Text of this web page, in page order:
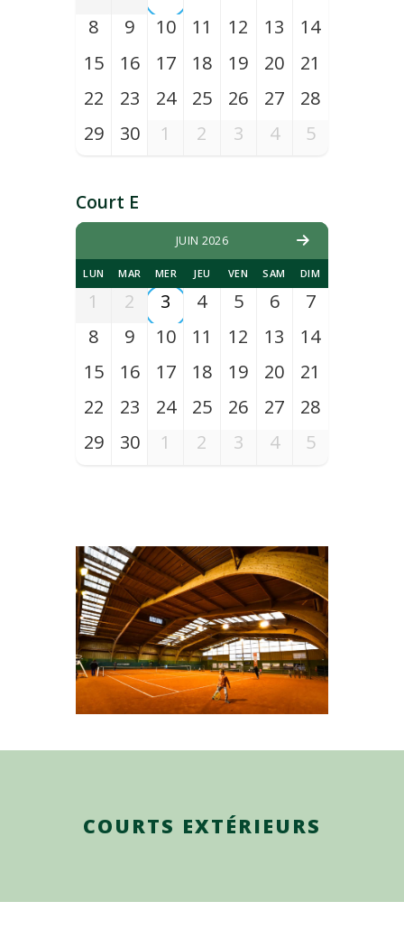
8
9 10 11 12 13
14
15
16 17 18 19 20
21
22
23 24 25 26 27
28
29
30 1 2 3 4 5
Court E
JUIN 2026
LUN MAR MER JEU VEN SAM DIM
1 2 3 4 5 6
7
8
9 10 11 12 13
14
15
16 17 18 19 20
21
22
23 24 25 26 27
28
29
30 1 2 3 4 5
COURTS EXTÉRIEURS